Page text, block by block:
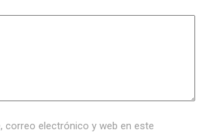
correo electrónico y web en este